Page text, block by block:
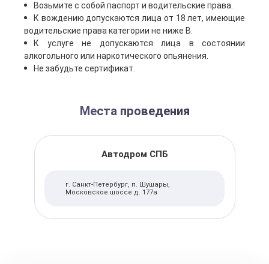
Возьмите с собой паспорт и водительские права.
К вождению допускаются лица от 18 лет, имеющие
водительские права категории не ниже В.
К услуге не допускаются лица в состоянии
алкогольного или наркотического опьянения.
Не забудьте сертификат.
Места проведения
Автодром СПБ
г. Санкт-Петербург, п. Шушары,
Московское шоссе д. 177а